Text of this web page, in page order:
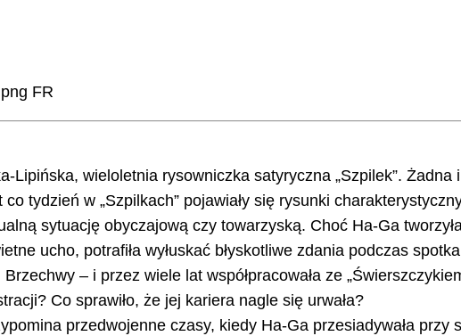
Lipińska, wieloletnia rysowniczka satyryczna „Szpilek”. Żadna
tydzień w „Szpilkach” pojawiały się rysunki
sytuację obyczajową czy towarzyską. Choć Ha-Ga
ucho, potrafiła wyłuskać błyskotliwe zdania podczas
– i przez wiele lat współpracowała ze
Co sprawiło, że jej kariera nagle się urwała?
przedwojenne czasy, kiedy Ha-Ga przesiadywała przy